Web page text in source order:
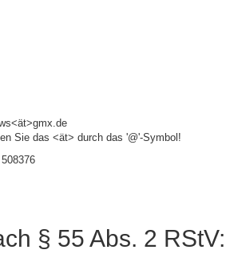
Sie das <ät> durch das '@'-Symbol!
§ 55 Abs. 2 RStV: